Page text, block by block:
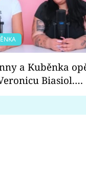
a Kuběnka
Biasiol.
nich falešná a